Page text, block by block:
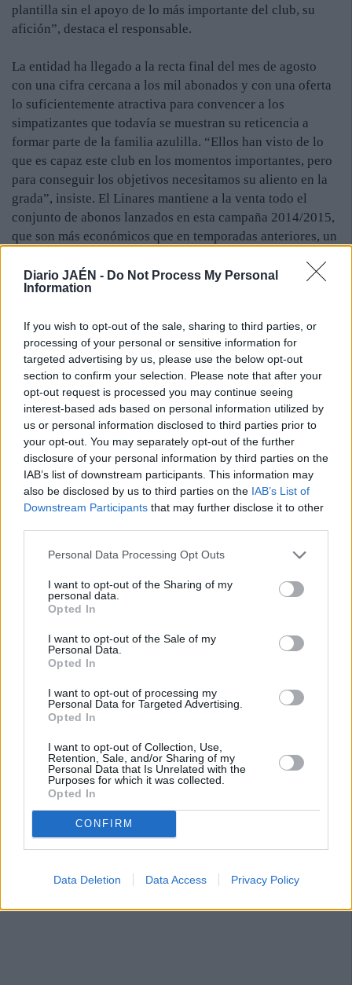
Diario JAÉN - Do Not Process My Personal
Information
If you wish to opt-out of the sale, sharing to third parties, or
processing of your personal or sensitive information for
targeted advertising by us, please use the below opt-out
section to confirm your selection. Please note that after your
opt-out request is processed you may continue seeing
interest-based ads based on personal information utilized by
us or personal information disclosed to third parties prior to
your opt-out. You may separately opt-out of the further
disclosure of your personal information by third parties on the
IAB’s list of downstream participants. This information may
also be disclosed by us to third parties on the IAB’s List of
Downstream Participants that may further disclose it to other
Personal Data Processing Opt Outs
I want to opt-out of the Sharing of my
personal data.
Opted In
I want to opt-out of the Sale of my
Personal Data.
Opted In
I want to opt-out of processing my
Personal Data for Targeted Advertising.
Opted In
I want to opt-out of Collection, Use,
Retention, Sale, and/or Sharing of my
Personal Data that Is Unrelated with the
Purposes for which it was collected.
Opted In
CONFIRM
Data Deletion Data Access Privacy Policy
plantilla sin el apoyo de lo más importante del club, su
afición”, destaca el responsable.
La entidad ha llegado a la recta final del mes de agosto
con una cifra cercana a los mil abonados y con una oferta
lo suficientemente atractiva para convencer a los
simpatizantes que todavía se muestran su reticencia a
formar parte de la familia azulilla. “Ellos han visto de lo
que es capaz este club en los momentos importantes, pero
para conseguir los objetivos necesitamos su aliento en la
grada”, insiste. El Linares mantiene a la venta todo el
conjunto de abonos lanzados en esta campaña 2014/2015,
que son más económicos que en temporadas anteriores, un
carnés expedidos. La entidad mantendrá abierta la sede del
club los días fuertes de la Feria de San Agustín, incluso,
permanecerán abiertas todas las fiestas por la mañana en
horario comercial para los más rezagados. “Son muchos
los aficionados azulillos que viven fuera y están en la
ciudad con motivo de la feria que nos han preguntado por
las distintas modalidades de abonos. Por eso vamos a abrir
la sede de la entidad, aunque sea la feria”, argumenta el
vicepresidente del Linares Deportivo.